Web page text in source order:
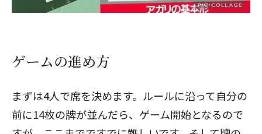
ゲームの進め方
まずは4人で席を決めます。ルールに沿って自分の
前に14枚の牌が並んだら、ゲーム開始となるので